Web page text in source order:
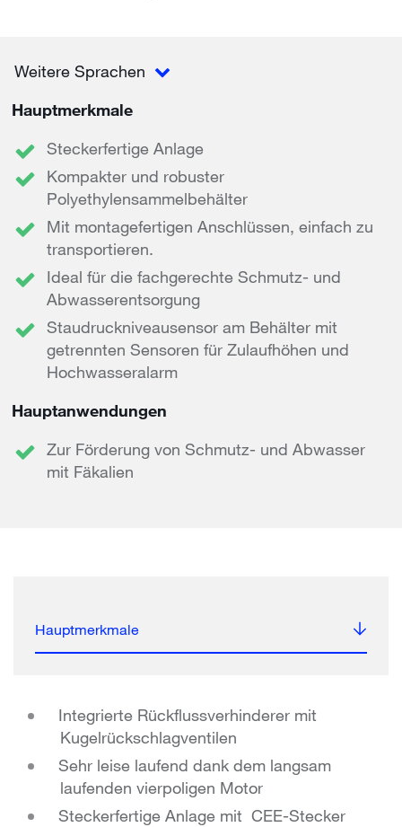
Weitere Sprachen
Hauptmerkmale
Steckerfertige Anlage
Kompakter und robuster
Polyethylensammelbehälter
Mit montagefertigen Anschlüssen, einfach zu
transportieren.
Ideal für die fachgerechte Schmutz- und
Abwasserentsorgung
Staudruckniveausensor am Behälter mit
getrennten Sensoren für Zulaufhöhen und
Hochwasseralarm
Hauptanwendungen
Zur Förderung von Schmutz- und Abwasser
mit Fäkalien
Hauptmerkmale
Integrierte Rückflussverhinderer mit
Kugelrückschlagventilen
Sehr leise laufend dank dem langsam
laufenden vierpoligen Motor
Steckerfertige Anlage mit CEE-Stecker